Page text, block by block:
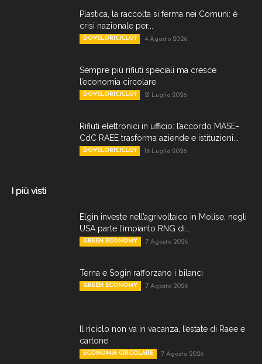
Plastica, la raccolta si ferma nei Comuni: è
crisi nazionale per...
DOVELORICICLO? 4 Agosto 2026
Sempre più rifiuti speciali ma cresce
l’economia circolare
DOVELORICICLO? 21 Luglio 2026
Rifiuti elettronici in ufficio: l’accordo MASE-
CdC RAEE trasforma aziende e istituzioni...
DOVELORICICLO? 16 Luglio 2026
I più visti
Elgin investe nell’agrivoltaico in Molise, negli
USA parte l’impianto RNG di...
GREEN ECONOMY 7 Agosto 2026
Terna e Sogin rafforzano i bilanci
GREEN ECONOMY 7 Agosto 2026
Il riciclo non va in vacanza, l’estate di Raee e
cartone
ECONOMIA CIRCOLARE 7 Agosto 2026